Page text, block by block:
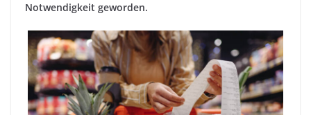
Notwendigkeit geworden.